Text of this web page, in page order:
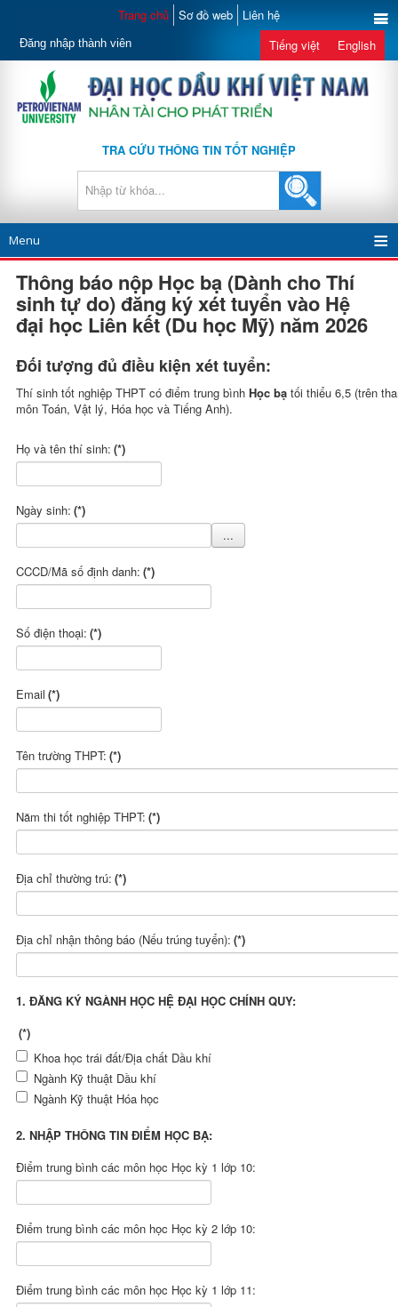
Trang chủ Sơ đồ web Liên hệ
Đăng nhập thành viên Tiếng việt English
TRA CỨU THÔNG TIN TỐT NGHIỆP
Menu
Thông báo nộp Học bạ (Dành cho Thí
sinh tự do) đăng ký xét tuyển vào Hệ
đại học Liên kết (Du học Mỹ) năm 2026
Đối tượng đủ điều kiện xét tuyển:
Thí sinh tốt nghiệp THPT có điểm trung bình Học bạ tối thiểu 6,5 (trên
môn Toán, Vật lý, Hóa học và Tiếng Anh).
Họ và tên thí sinh: (*)
Ngày sinh: (*)
CCCD/Mã số định danh: (*)
Số điện thoại: (*)
Email (*)
Tên trường THPT: (*)
Năm thi tốt nghiệp THPT: (*)
Địa chỉ thường trú: (*)
Địa chỉ nhận thông báo (Nếu trúng tuyển): (*)
1. ĐĂNG KÝ NGÀNH HỌC HỆ ĐẠI HỌC CHÍNH QUY:
(*)
Khoa học trái đất/Địa chất Dầu khí
Ngành Kỹ thuật Dầu khí
Ngành Kỹ thuật Hóa học
2. NHẬP THÔNG TIN ĐIỂM HỌC BẠ:
Điểm trung bình các môn học Học kỳ 1 lớp 10:
Điểm trung bình các môn học Học kỳ 2 lớp 10:
Điểm trung bình các môn học Học kỳ 1 lớp 11: